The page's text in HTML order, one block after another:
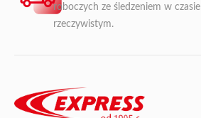
roboczych ze śledzeniem w czasie
rzeczywistym.